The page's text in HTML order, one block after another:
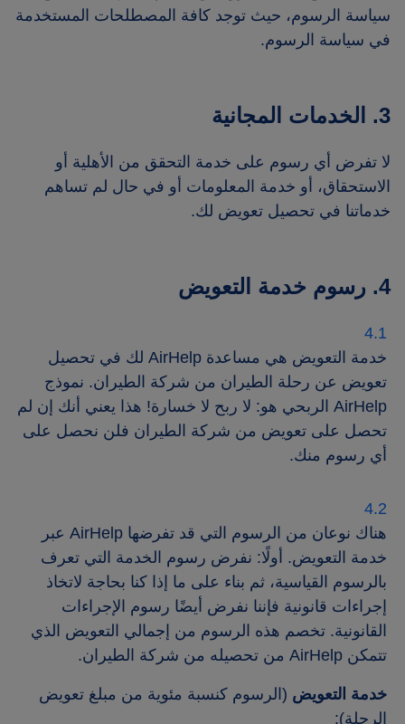
سياسة الرسوم، حيث توجد كافة المصطلحات المستخدمة
في سياسة الرسوم.
3. الخدمات المجانية
لا تفرض أي رسوم على خدمة التحقق من الأهلية أو
الاستحقاق، أو خدمة المعلومات أو في حال لم تساهم
خدماتنا في تحصيل تعويض لك.
4. رسوم خدمة التعويض
خدمة التعويض هي مساعدة AirHelp لك في تحصيل
تعويض عن رحلة الطيران من شركة الطيران. نموذج
AirHelp الربحي هو: لا ربح لا خسارة! هذا يعني أنك إن لم
تحصل على تعويض من شركة الطيران فلن نحصل على
أي رسوم منك.
هناك نوعان من الرسوم التي قد تفرضها AirHelp عبر
خدمة التعويض. أولًا: نفرض رسوم الخدمة التي تعرف
بالرسوم القياسية، ثم بناء على ما إذا كنا بحاجة لاتخاذ
إجراءات قانونية فإننا نفرض أيضًا رسوم الإجراءات
القانونية. تخصم هذه الرسوم من إجمالي التعويض الذي
تتمكن AirHelp من تحصيله من شركة الطيران.
خدمة التعويض (الرسوم كنسبة مئوية من مبلغ تعويض
الرحلة):